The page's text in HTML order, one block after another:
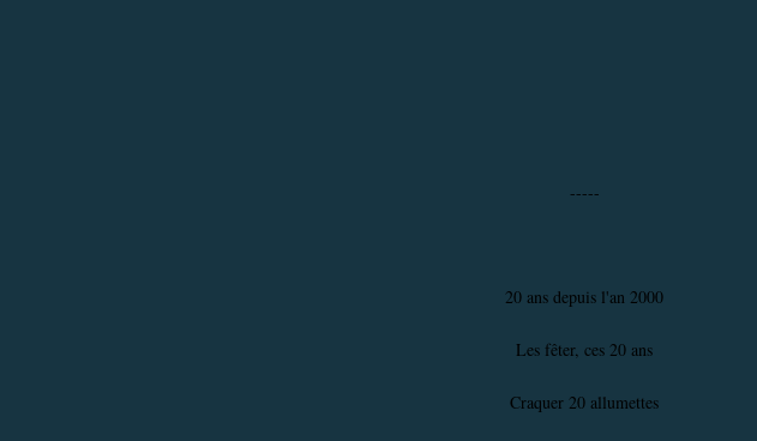
-----
20 ans depuis l'an 2000
Les fêter, ces 20 ans
Craquer 20 allumettes